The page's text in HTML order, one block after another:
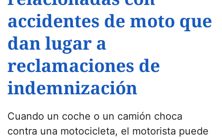
accidentes de moto que
dan lugar a
reclamaciones de
indemnización
Cuando un coche o un camión choca
contra una motocicleta, el motorista puede